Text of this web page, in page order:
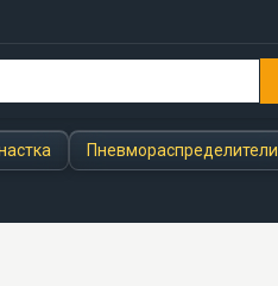
Пневмораспределители